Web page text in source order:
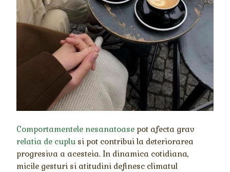
Comportamentele nesanatoase pot afecta grav
relatia de cuplu si pot contribui la deteriorarea
progresiva a acesteia. In dinamica cotidiana,
micile gesturi si atitudini definesc climatul